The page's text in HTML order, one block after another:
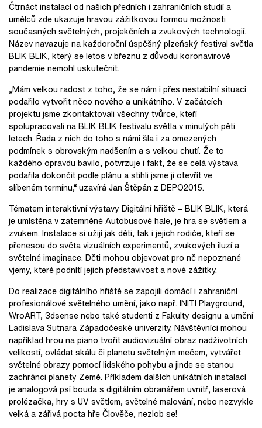
Čtrnáct instalací od našich předních i zahraničních studií a
umělců zde ukazuje hravou zážitkovou formou možnosti
současných světelných, projekčních a zvukových technologií.
Název navazuje na každoroční úspěšný plzeňský festival světla
BLIK BLIK, který se letos v březnu z důvodu koronavirové
pandemie nemohl uskutečnit.
„Mám velkou radost z toho, že se nám i přes nestabilní situaci
podařilo vytvořit něco nového a unikátního. V začátcích
projektu jsme zkontaktovali všechny tvůrce, kteří
spolupracovali na BLIK BLIK festivalu světla v minulých pěti
letech. Řada z nich do toho s námi šla i za omezených
podmínek s obrovským nadšením a s velkou chutí. Že to
každého opravdu bavilo, potvrzuje i fakt, že se celá výstava
podařila dokončit podle plánu a stihli jsme ji otevřít ve
slíbeném termínu,“ uzavírá Jan Štěpán z DEPO2015.
Tématem interaktivní výstavy Digitální hřiště – BLIK BLIK, která
je umístěna v zatemněné Autobusové hale, je hra se světlem a
zvukem. Instalace si užijí jak děti, tak i jejich rodiče, kteří se
přenesou do světa vizuálních experimentů, zvukových iluzí a
světelné imaginace. Děti mohou objevovat pro ně nepoznané
vjemy, které podnítí jejich představivost a nové zážitky.
Do realizace digitálního hřiště se zapojili domácí i zahraniční
profesionálové světelného umění, jako např. INITI Playground,
WroART, 3dsense nebo také studenti z Fakulty designu a umění
Ladislava Sutnara Západočeské univerzity. Návštěvníci mohou
například hrou na piano tvořit audiovizuální obraz nadživotních
velikostí, ovládat skálu či planetu světelným mečem, vytvářet
světelné obrazy pomocí lidského pohybu a jinde se stanou
zachránci planety Země. Příkladem dalších unikátních instalací
je analogová psí bouda s digitálním obranářem uvnitř, laserová
prolézačka, hry s UV světlem, světelné malování, nebo nezvykle
velká a zářivá pocta hře Člověče, nezlob se!